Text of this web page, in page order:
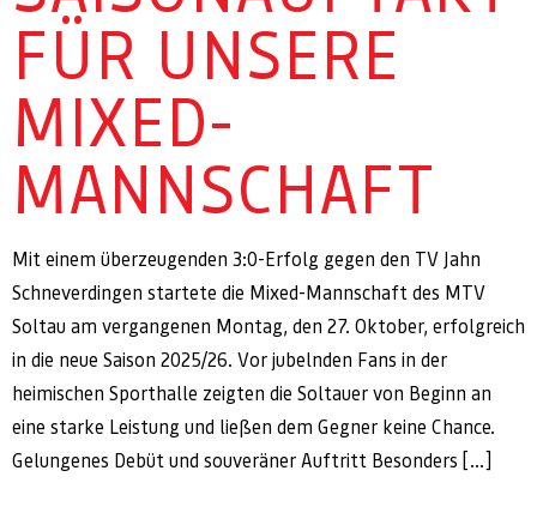
FÜR UNSERE
MIXED-
MANNSCHAFT
Mit einem überzeugenden 3:0-Erfolg gegen den TV Jahn
Schneverdingen startete die Mixed-Mannschaft des MTV
Soltau am vergangenen Montag, den 27. Oktober, erfolgreich
in die neue Saison 2025/26. Vor jubelnden Fans in der
heimischen Sporthalle zeigten die Soltauer von Beginn an
eine starke Leistung und ließen dem Gegner keine Chance.
Gelungenes Debüt und souveräner Auftritt Besonders […]